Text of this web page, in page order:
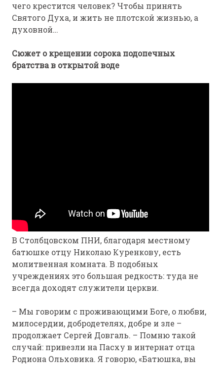
чего крестится человек? Чтобы принять
Святого Духа, и жить не плотской жизнью, а
духовной…
Сюжет о крещении сорока подопечных
братства в открытой воде
В Столбцовском ПНИ, благодаря местному
батюшке отцу Николаю Куренкову, есть
молитвенная комната. В подобных
учреждениях это большая редкость: туда не
всегда доходят служители церкви.
– Мы говорим с проживающими Боге, о любви,
милосердии, добродетелях, добре и зле –
продолжает Сергей Довгаль. – Помню такой
случай: привезли на Пасху в интернат отца
Родиона Ольховика. Я говорю, «Батюшка, вы